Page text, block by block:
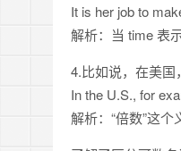
It is her job to
解析：当 time 表
4.比如说，在美国
In the U.S., for
解析：“倍数”这个